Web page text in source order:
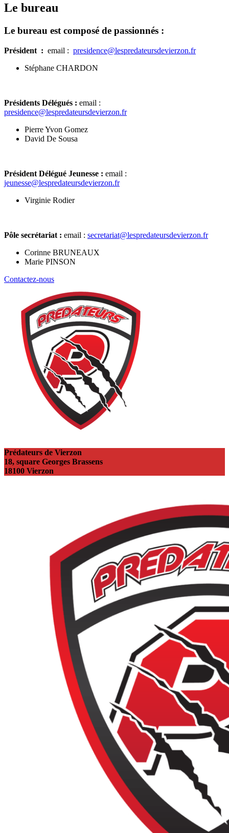
Le bureau
Le bureau est composé de passionnés :
Président : email : presidence@lespredateursdevierzon.fr
Stéphane CHARDON
Présidents Délégués : email :
presidence@lespredateursdevierzon.fr
Pierre Yvon Gomez
David De Sousa
Président Délégué Jeunesse : email :
jeunesse@lespredateursdevierzon.fr
Virginie Rodier
Pôle secrétariat : email : secretariat@lespredateursdevierzon.fr
Corinne BRUNEAUX
Marie PINSON
Contactez-nous
Prédateurs de Vierzon
18, square Georges Brassens
18100 Vierzon